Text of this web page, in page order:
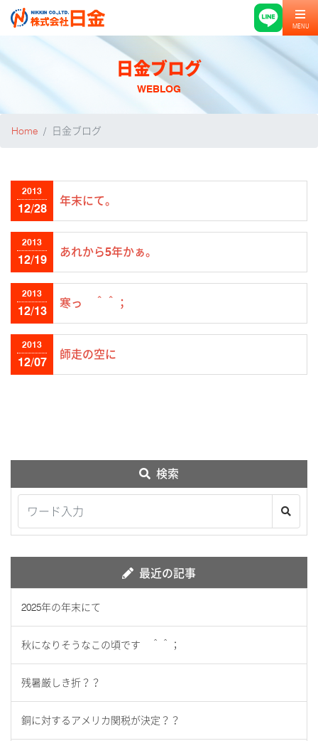
MENU
日金ブログ
WEBLOG
Home 日金ブログ
2013
12/28
年末にて。
2013
12/19
あれから5年かぁ。
2013
12/13
寒っ ＾＾；
2013
12/07
師走の空に
検索
最近の記事
2025年の年末にて
秋になりそうなこの頃です ＾＾；
残暑厳しき折？？
銅に対するアメリカ関税が決定？？